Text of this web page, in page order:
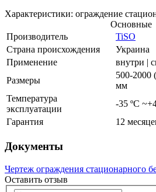
Характеристики: ограждение
Основные
Производитель
TiSO
Страна происхождения
Украина
Применение
внутри |
Размеры
500-2000
мм
Температура
эксплуатации
-35 ºC
Гарантия
12
Документы
Чертеж ограждения стационарного
Оставить отзыв